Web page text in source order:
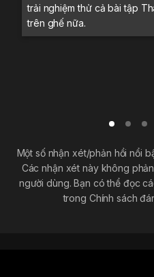
trải nghiệm thử cả bài tập
trên ghế nữa.
Một số nhận xét/phản hồi nổi
Các nhận xét này không
người dùng. Bạn có thể đọc
trong Chính sách